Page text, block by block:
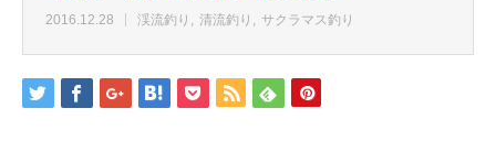
2016.12.28 渓流釣り 清流釣り サクラマス釣り